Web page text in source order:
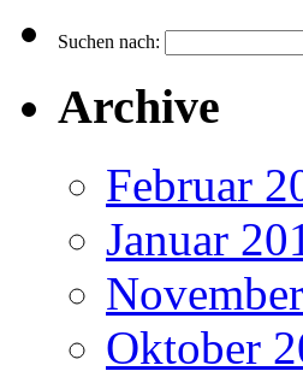
Suchen nach:
Archive
Februar
Januar
Oktober